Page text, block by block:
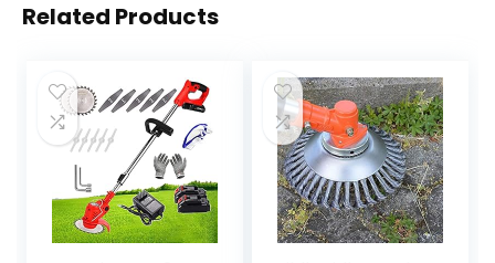
Related Products